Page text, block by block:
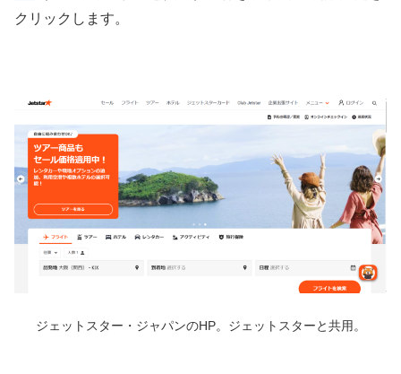
クリックします。
ジェットスター・ジャパンのHP。ジェットスターと共用。